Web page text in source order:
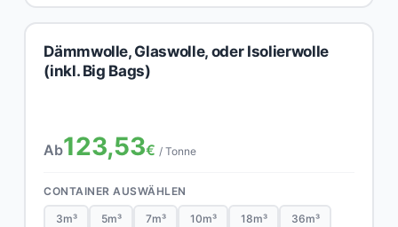
Dämmwolle, Glaswolle, oder Isolierwolle
(inkl. Big Bags)
Ab123,53€ / Tonne
CONTAINER AUSWÄHLEN
3m³ 5m³ 7m³ 10m³ 18m³ 36m³